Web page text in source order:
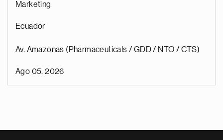
Marketing
Ecuador
Av. Amazonas (Pharmaceuticals / GDD / NTO / CTS)
Ago 05, 2026